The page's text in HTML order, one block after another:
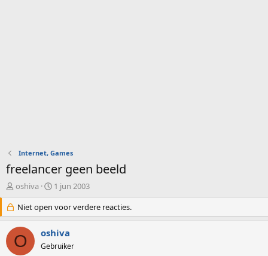
Internet, Games
freelancer geen beeld
O
d
e
r
w
e
oshiva
S
a
r
d
a
1 jun 2003
Niet open voor verdere reacties.
O oshiva
Gebruiker